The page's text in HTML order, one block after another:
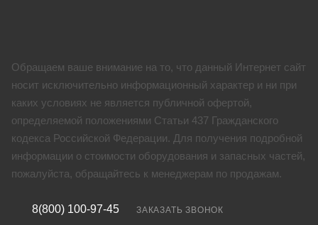
Обращаем ваше внимание на то, что данный Интернет сайт
носит исключительно информационный характер и ни при
каких условиях не является публичной офертой,
определяемой положениями Статьи 437 Гражданского
кодекса Российской Федерации. Для получения подробной
информации о стоимости оборудования и запасных частей,
пожалуйста, обращайтесь к менеджерам по продажам.
8(800) 100-97-45 ЗАКАЗАТЬ ЗВОНОК